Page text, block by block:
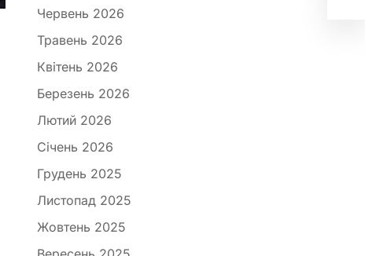
Червень 2026
Травень 2026
Квітень 2026
Березень 2026
Лютий 2026
Січень 2026
Грудень 2025
Листопад 2025
Жовтень 2025